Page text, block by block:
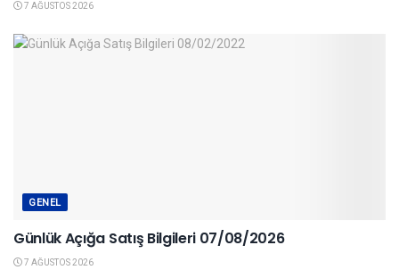
7 AĞUSTOS 2026
GENEL
Günlük Açığa Satış Bilgileri 07/08/2026
7 AĞUSTOS 2026